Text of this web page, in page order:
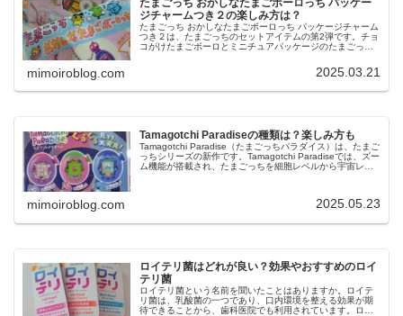
たまごっち おかしなたまごボーロっち パッケー
ジチャームつき２の楽しみ方は？
たまごっち おかしなたまごボーロっち パッケージチャーム
つき２は、たまごっちのセットアイテムの第2弾です。チョ
コがけたまごボーロとミニチュアパッケージのたまごっち
mimoiroblog.com 2025.03.21
Tamagotchi Paradiseの種類は？楽しみ方も
Tamagotchi Paradise（たまごっちパラダイス）は、たまご
っちシリーズの新作です。Tamagotchi Paradiseでは、ズー
ム機能が搭載され、たまごっちを細胞レベルから宇宙レベ
mimoiroblog.com 2025.05.23
ロイテリ菌はどれが良い？効果やおすすめのロイ
テリ菌
ロイテリ菌という名前を聞いたことはありますか。ロイテ
リ菌は、乳酸菌の一つであり、口内環境を整える効果が期
待できることから、歯科医院でも利用されています。ロイ